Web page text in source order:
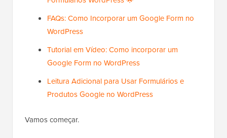
FAQs: Como Incorporar um Google Form no
WordPress
Tutorial em Vídeo: Como incorporar um
Google Form no WordPress
Leitura Adicional para Usar Formulários e
Produtos Google no WordPress
Vamos começar.